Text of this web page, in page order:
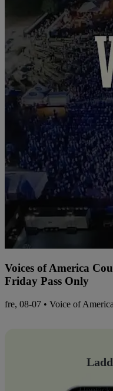
Voices of America
Friday Pass Only
fre, 08-07 • Voice of